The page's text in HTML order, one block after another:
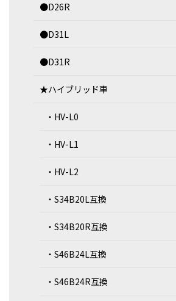
●D26R
●D31L
●D31R
★ハイブリッド車
・HV-L0
・HV-L1
・HV-L2
・S34B20L互換
・S34B20R互換
・S46B24L互換
・S46B24R互換